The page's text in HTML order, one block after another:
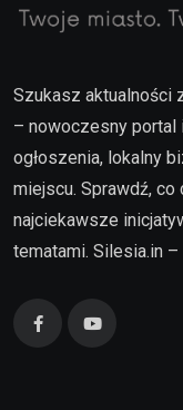
Szukasz aktualności
– nowoczesny portal
ogłoszenia, lokalny
miejscu. Sprawdź,
najciekawsze
tematami. Silesia.in